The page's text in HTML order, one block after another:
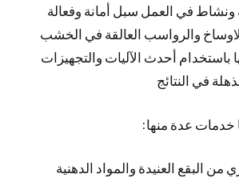
ونشاط في العمل سبل أمانة وفعالة
والرواسب العالقة في الخشب
باستخدام أحدث الآليات والتجهيزات
في النتائج
خدمات عدة منها:
البقع العنيدة والمواد الدهنية